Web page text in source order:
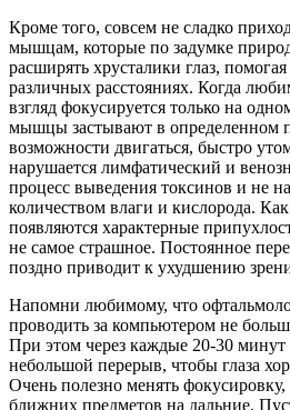
Кроме того, совсем не сладко
мышцам, которые по задумке
расширять хрусталики глаз,
различных расстояниях. Когда
взгляд фокусируется только на
мышцы застывают в определенном
возможности двигаться, быстро
нарушается лимфатический и
процесс выведения токсинов и не
количеством влаги и кислорода.
появляются характерные
не самое страшное. Постоянное
поздно приводит к ухудшению
Напомни любимому, что
проводить за компьютером не
При этом через каждые 20-30 минут
небольшой перерыв, чтобы глаза
Очень полезно менять фокусировку,
ближних предметов на дальние.